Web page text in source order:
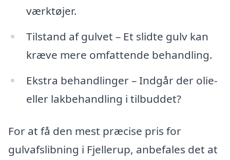
værktøjer.
Tilstand af gulvet – Et slidte gulv kan
kræve mere omfattende behandling.
Ekstra behandlinger – Indgår der olie-
eller lakbehandling i tilbuddet?
For at få den mest præcise pris for
gulvafslibning i Fjellerup, anbefales det at